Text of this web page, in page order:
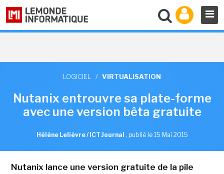
LOGICIEL / VIRTUALISATION
Nutanix entrouvre sa plate-forme
avec une version bêta gratuite
Hélène Lelièvre / ICT Journal , publié le 15 Mai 2015
Nutanix lance une version gratuite de la pile